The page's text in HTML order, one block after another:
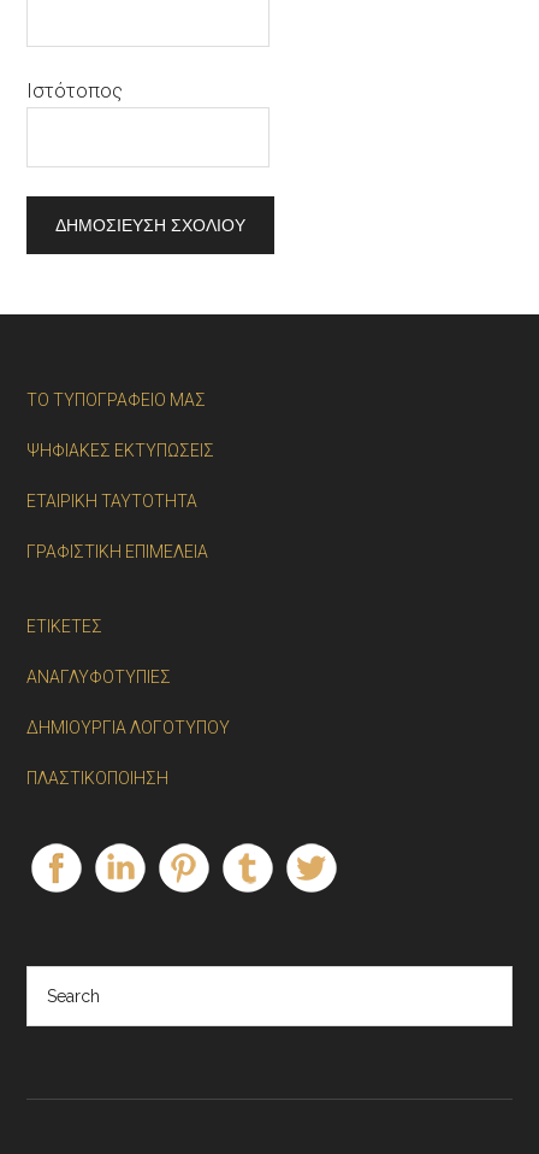
Ιστότοπος
ΤΟ ΤΥΠΟΓΡΑΦΕΙΟ ΜΑΣ
ΨΗΦΙΑΚΕΣ ΕΚΤΥΠΩΣΕΙΣ
ΕΤΑΙΡΙΚΗ ΤΑΥΤΟΤΗΤΑ
ΓΡΑΦΙΣΤΙΚΗ ΕΠΙΜΕΛΕΙΑ
ΕΤΙΚΕΤΕΣ
ΑΝΑΓΛΥΦΟΤΥΠΙΕΣ
ΔΗΜΙΟΥΡΓΙΑ ΛΟΓΟΤΥΠΟΥ
ΠΛΑΣΤΙΚΟΠΟΙΗΣΗ